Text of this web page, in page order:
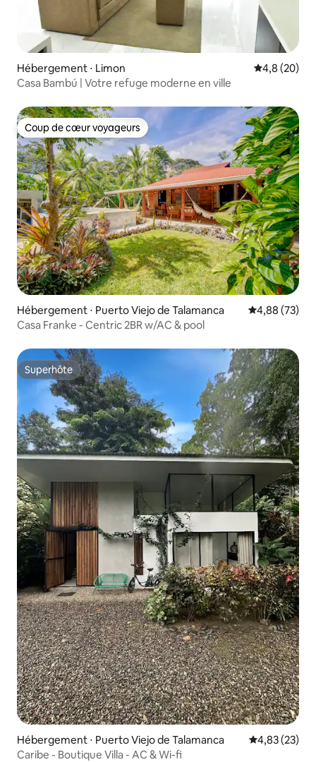
Hébergement ⋅ Limon Évaluation
4,8 (20)
Casa Bambú | Votre refuge moderne en ville
Coup de cœur voyageurs
Coup de cœur voyageurs
Hébergement ⋅ Puerto Viejo de Talamanca Évaluation
4,88 (73)
Casa Franke - Centric 2BR w/AC & pool
Superhôte
Superhôte
Hébergement ⋅ Puerto Viejo de Talamanca Évaluation
4,83 (23)
Caribe - Boutique Villa - AC & Wi-fi